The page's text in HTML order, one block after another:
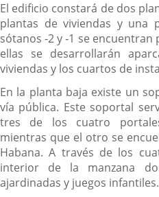
El edificio constará de dos
plantas de viviendas y una
sótanos ‐2 y ‐1 se
ellas se desarrollarán
viviendas y los cuartos de
En la planta baja existe un
vía pública. Este soportal
tres de los cuatro
mientras que el otro se
Habana. A través de los
interior de la manzana
ajardinadas y juegos infantiles.